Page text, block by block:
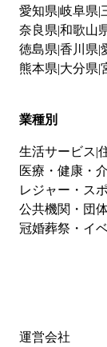
愛知県 岐阜県
奈良県 和歌山
徳島県 香川県
熊本県 大分県
業種別
生活サービス
医療・健康・
レジャー・ス
公共機関・団
冠婚葬祭・イ
運営会社